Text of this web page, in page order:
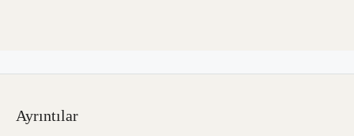
Ayrıntılar